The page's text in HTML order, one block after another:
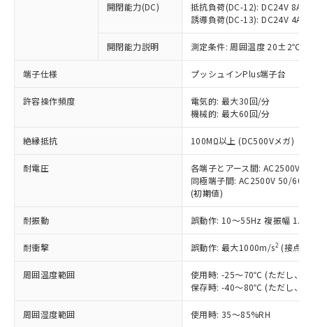
開閉能力(DC)
抵抗負荷(DC-12): DC24V 8A/
誘導負荷(DC-13): DC24V 4A/
開閉能力説明 測定条件: 周囲温度 20±2℃、
端子仕様 プッシュインPlus端子台
許容操作頻度
電気的: 最大30回/分
機械的: 最大60回/分
絶縁抵抗 100MΩ以上 (DC500Vメガ)
耐電圧
各端子とアース間: AC2500V
同極端子間: AC2500V 50/
(初期値)
耐振動 誤動作: 10～55Hz 複振幅
耐衝撃 誤動作: 最大1000m/s2 (接点
周囲温度範囲
使用時: -25～70℃ (ただし、氷
保存時: -40～80℃ (ただし、氷
周囲湿度範囲 使用時: 35～85%RH
以下の条件をお読みいただき、同意のうえ
ご利用ください。
本サービスは、当社制御機器事業取扱
商品の当社在庫状況および標準価格
(税抜)を提供させていただくもので
当社制御機器事業取扱商品の中には、
本サービスの対象外となる商品もある
ことをご了承ください。
在庫状況および標準価格照会結果は、
記載している更新日時点での社内デー
タに基づき作成されるものであり、閲
覧された時点での実際の在庫および標
準価格とは異なる場合があることをご
正式な納期状況および標準価格はお客
様のお取引先、またはお客様担当のオ
ムロン制御機器販売店・当社販売員に
対応予定なし：EU RoHS指令（10物質）の
非含有に非対応の商品で、対応品を出す予
調査・確認中：EU RoHS指令（10物質）の
非含有の対応状況を調査中または確認中の
商品です。
非該当品：ライセンス料など無形物で、有
害物質有無と関係のない商品です。
仕入先様の事情により、非含有部品として
いたものが、含有品と判明した場合などや
むを得ず変更することがあります。
鉛(Pb) 1000ppm以下、 水銀(Hg) 1000ppm以下、 カド
六価クロム(Cr(Ⅵ)) 1000ppm以下、ポリ臭化ビフェニル
類(PBB) 1000ppm以下、ポリ臭化ジフェニルエーテル類
ルベンジル（BBP） 1000ppm以下、フタル酸ジブチル
（DBP） 1000ppm以下、フタル酸ジイソブチル
但し、RoHS指令で産業用監視および制御機器に対する
適用除外項目は除く。
「○」：最大均質材料含有率が中国RoHSの
基準値以下であることを示します。
「×」：最大均質材料含有率が中国RoHSの
基準値を超えていることを示します。
「－」：未確認です。当社販売部門へお問
*中国RoHS10物質の基準値 (GB/T26572)：
Pb(鉛) :1000ppm、 Hg(水銀) : 1000ppm、 Cd(カドミウ
Cr(Ⅵ)(六価クロム) : 1000ppm、 PBBs(ポリ臭化ビフェ
ニル類) : 1000ppm、 PBDEs(ポリ臭化ジフェニルエーテ
ル類) : 1000ppm、
DBP(フタル酸ジブチル) : 1000ppm、 DIBP(フタル酸ジ
イソブチル) : 1000ppm、 BBP(フタル酸ブチルベンジ
DEHP(フタル酸ビス(2-エチルヘキシル)) : 1000ppm
当社は、これら貴社製品のうち、外国
為替および外国貿易法に定める商品
（以下｢規制貨物等」という）を輸出
または国外への提供する場合は、日本
国政府の輸出許可(または役務取引許
可)を取得するなどの必要な手続きを
当社は規制貨物を破棄する場合は、完
全に破砕するなど、違法に輸出されな
いよう必要な手段を講じます。
当社は貴社製品を、核兵器、ミサイ
ル、化学兵器、生物兵器またはその他
一定数以上の在庫あり
一定数には満たないが在庫あり